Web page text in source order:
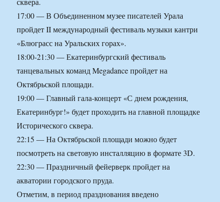
17:00 — В Объединенном музее писателей Урала
пройдет II международный фестиваль музыки кантри
«Блюграсс на Уральских горах».
18:00-21:30 — Екатеринбургский фестиваль
танцевальных команд Megadance пройдет на
Октябрьской площади.
19:00 — Главный гала-концерт «С днем рождения,
Екатеринбург!» будет проходить на главной площадке
Исторического сквера.
22:15 — На Октябрьской площади можно будет
посмотреть на световую инсталляцию в формате 3D.
22:30 — Праздничный фейерверк пройдет на
акватории городского пруда.
Отметим, в период празднования введено